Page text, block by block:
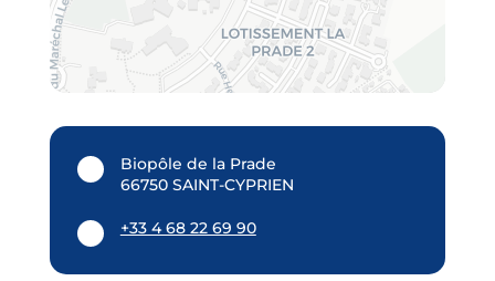
Biopôle de la Prade
66750 SAINT-CYPRIEN
+33 4 68 22 69 90